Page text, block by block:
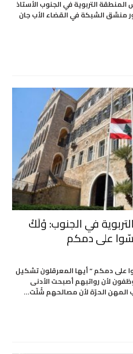
التربوية في الجنوب الأستاذ
منسِّق الشبكة في القضاء الأب جان
في الجنوب: وْلَكْ
على دمكم
على دمكم ” أيها المعرقلون تشكيل
لأن رواتبهم أصبحت الأدنى
المهن الحرّة لأن مصالحهم شُلّت…